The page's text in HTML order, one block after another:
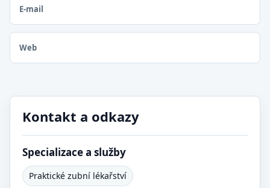
E-mail
Web
Kontakt a odkazy
Specializace a služby
Praktické zubní lékařství